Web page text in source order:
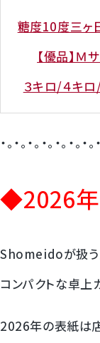
糖度10度三ヶ
【優品】Ｍ
３キロ/４キ
・。・。・。・。・。・。・。
◆2026年
Shomeidoが扱う
コンパクトな卓上
2026年の表紙は